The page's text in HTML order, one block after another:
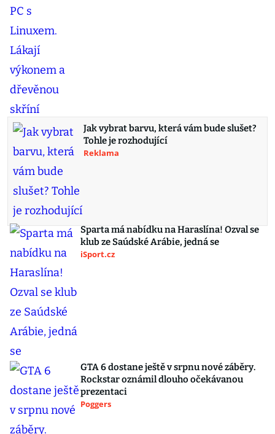
Jak vybrat barvu, která vám bude slušet?
Tohle je rozhodující
Reklama
Sparta má nabídku na Haraslína! Ozval se
klub ze Saúdské Arábie, jedná se
iSport.cz
GTA 6 dostane ještě v srpnu nové záběry.
Rockstar oznámil dlouho očekávanou
prezentaci
Poggers